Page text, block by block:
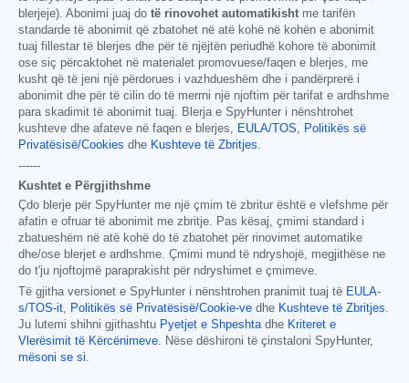
blerjeje). Abonimi juaj do të rinovohet automatikisht me tarifën
standarde të abonimit që zbatohet në atë kohë në kohën e abonimit
tuaj fillestar të blerjes dhe për të njëjtën periudhë kohore të abonimit
ose siç përcaktohet në materialet promovuese/faqen e blerjes, me
kusht që të jeni një përdorues i vazhdueshëm dhe i pandërprerë i
abonimit dhe për të cilin do të merrni një njoftim për tarifat e ardhshme
para skadimit të abonimit tuaj. Blerja e SpyHunter i nënshtrohet
kushteve dhe afateve në faqen e blerjes, EULA/TOS, Politikës së
Privatësisë/Cookies dhe Kushteve të Zbritjes.
------
Kushtet e Përgjithshme
Çdo blerje për SpyHunter me një çmim të zbritur është e vlefshme për
afatin e ofruar të abonimit me zbritje. Pas kësaj, çmimi standard i
zbatueshëm në atë kohë do të zbatohet për rinovimet automatike
dhe/ose blerjet e ardhshme. Çmimi mund të ndryshojë, megjithëse ne
do t'ju njoftojmë paraprakisht për ndryshimet e çmimeve.
Të gjitha versionet e SpyHunter i nënshtrohen pranimit tuaj të EULA-
s/TOS-it, Politikës së Privatësisë/Cookie-ve dhe Kushteve të Zbritjes.
Ju lutemi shihni gjithashtu Pyetjet e Shpeshtadhe Kriteret e
Vlerësimit të Kërcënimeve. Nëse dëshironi të çinstaloni SpyHunter,
mësoni se si.